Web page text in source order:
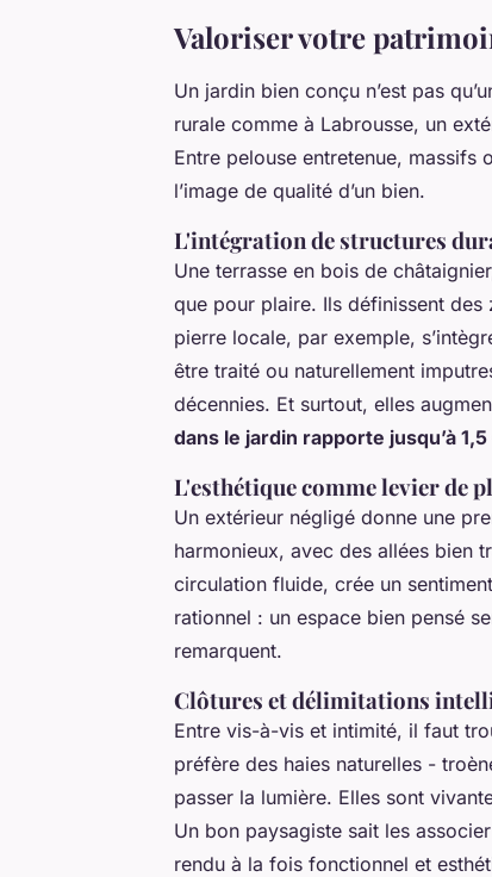
Valoriser votre
Un jardin bien conçu n’est pas
rurale comme à Labrousse, un
Entre pelouse entretenue,
l’image de qualité d’un bien.
L'intégration de structures
Une terrasse en bois de
que pour plaire. Ils définissent
pierre locale, par exemple,
être traité ou naturellement
décennies. Et surtout, elles
dans le jardin rapporte jusqu’à 1,5
L'esthétique comme levier de
Un extérieur négligé donne une
harmonieux, avec des allées bien
circulation fluide, crée un
rationnel : un espace bien pensé
remarquent.
Clôtures et délimitations
Entre vis-à-vis et intimité, il faut
préfère des haies naturelles -
passer la lumière. Elles sont
Un bon paysagiste sait les
rendu à la fois fonctionnel et